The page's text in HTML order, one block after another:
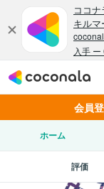
会員
ホーム
評価